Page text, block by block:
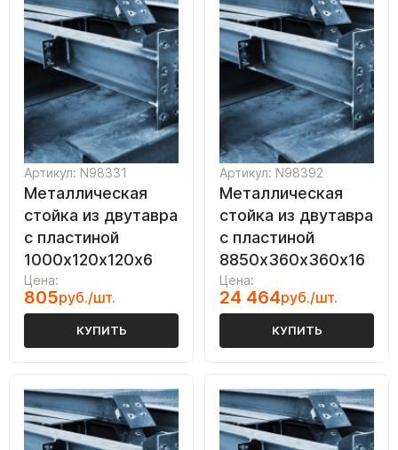
Артикул: N98331
Металлическая
стойка из двутавра
с пластиной
1000х120х120х6
Цена:
805руб./шт.
КУПИТЬ
Артикул: N98392
Металлическая
стойка из двутавра
с пластиной
8850х360х360х16
Цена:
24 464руб./шт.
КУПИТЬ